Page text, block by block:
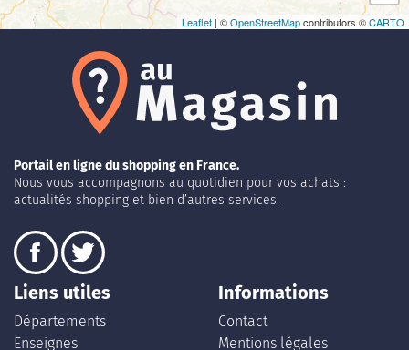
Leaflet | ©OpenStreetMapcontributors ©CARTO
Portail en ligne du shopping en France.
Nous vous accompagnons au quotidien pour vos achats :
actualités shopping et bien d’autres services.
Liens utiles
Départements
Enseignes
Informations
Contact
Mentions légales